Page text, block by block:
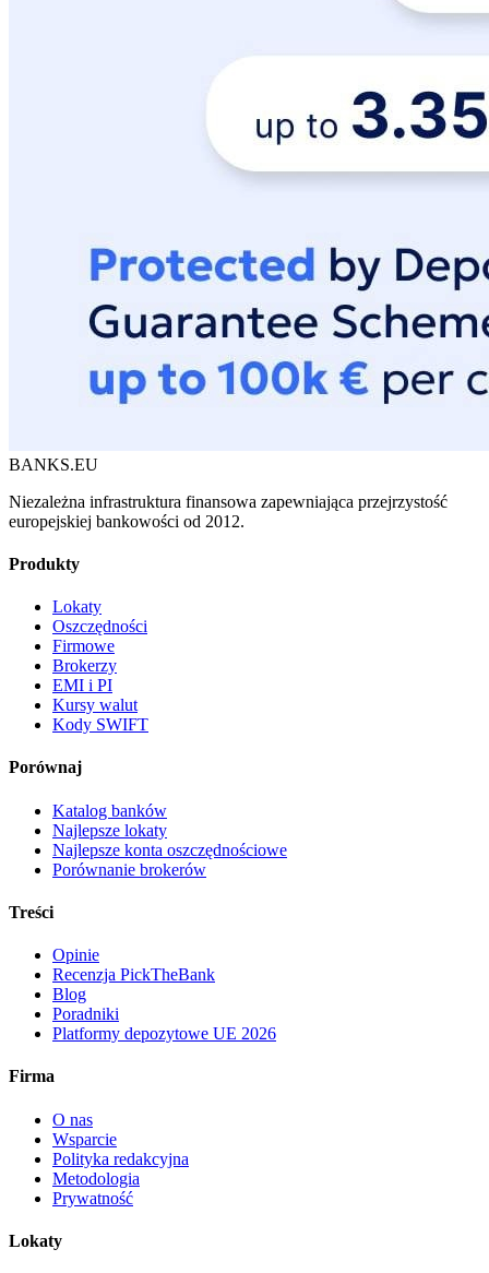
BANKS.EU
Niezależna infrastruktura finansowa zapewniająca przejrzystość
europejskiej bankowości od 2012.
Produkty
Lokaty
Oszczędności
Firmowe
Brokerzy
EMI i PI
Kursy walut
Kody SWIFT
Porównaj
Katalog banków
Najlepsze lokaty
Najlepsze konta oszczędnościowe
Porównanie brokerów
Treści
Opinie
Recenzja PickTheBank
Blog
Poradniki
Platformy depozytowe UE 2026
Firma
O nas
Wsparcie
Polityka redakcyjna
Metodologia
Prywatność
Lokaty